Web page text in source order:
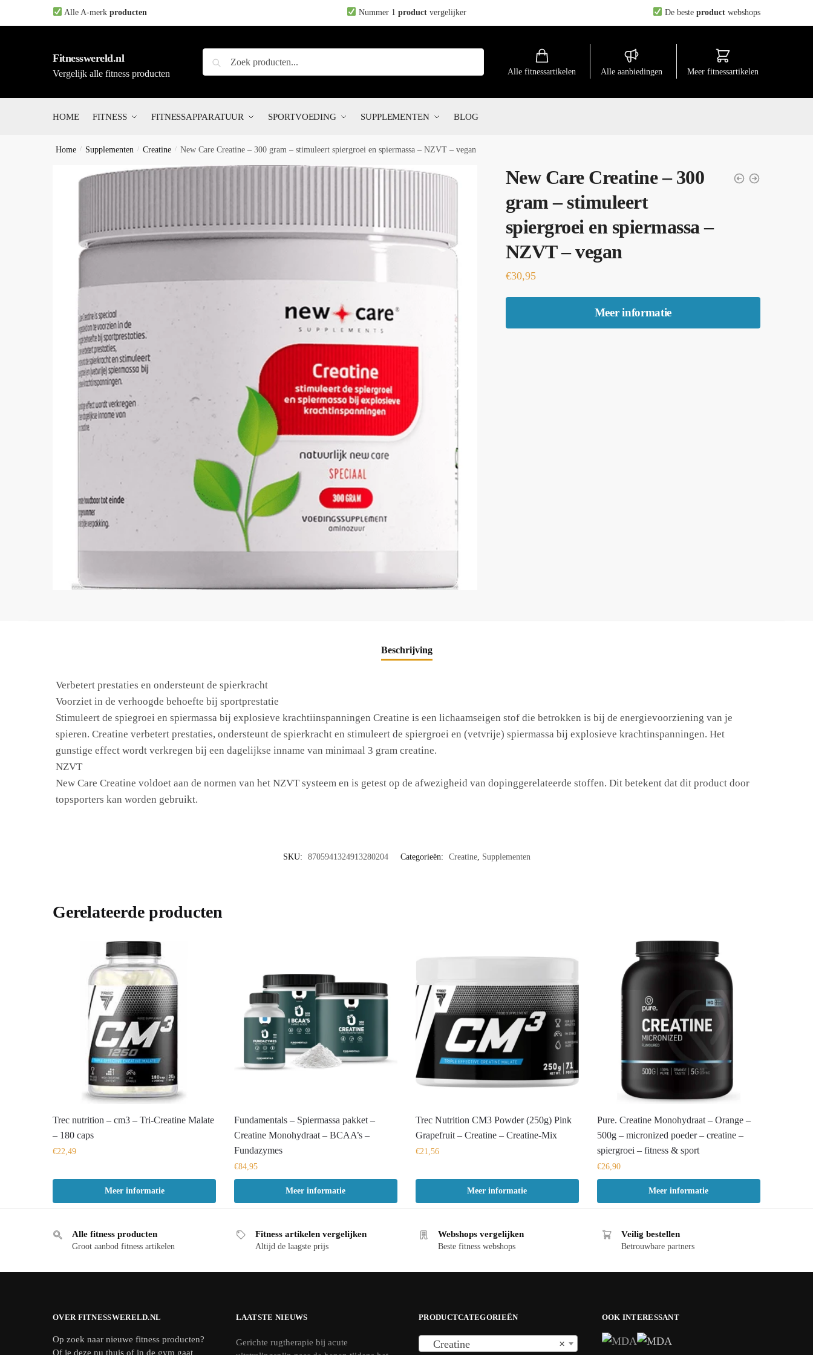
to
to
Alle A-merk producten Nummer 1 productvergelijker De beste product webshops
Fitnesswereld.nl
Vergelijk alle fitness producten
Zoeken
naar:
Zoeken
Alle fitnessartikelen Alle aanbiedingen Meer fitnessartikelen
HOME FITNESS FITNESSAPPARATUUR SPORTVOEDING SUPPLEMENTEN BLOG
Home / Supplementen / Creatine / New Care Creatine – 300 gram – stimuleert spiergroei en spiermassa – NZVT – vegan
New Care Creatine – 300
gram – stimuleert
spiergroei en spiermassa –
NZVT – vegan
€30,95
Meer informatie
Beschrijving
Verbetert prestaties en ondersteunt de spierkracht
Voorziet in de verhoogde behoefte bij sportprestatie
Stimuleert de spiegroei en spiermassa bij explosieve krachtiinspanningen Creatine is een lichaamseigen stof die betrokken is bij de energievoorziening van je
spieren. Creatine verbetert prestaties, ondersteunt de spierkracht en stimuleert de spiergroei en (vetvrije) spiermassa bij explosieve krachtinspanningen. Het
gunstige effect wordt verkregen bij een dagelijkse inname van minimaal 3 gram creatine.
NZVT
New Care Creatine voldoet aan de normen van het NZVT systeem en is getest op de afwezigheid van dopinggerelateerde stoffen. Dit betekent dat dit product door
topsporters kan worden gebruikt.
SKU: 8705941324913280204 Categorieën: Creatine, Supplementen
Gerelateerde producten
Trec nutrition – cm3 – Tri-Creatine Malate
– 180 caps
€22,49
Meer informatie
Fundamentals – Spiermassa pakket –
Creatine Monohydraat – BCAA’s –
Fundazymes
€84,95
Meer informatie
Trec Nutrition CM3 Powder (250g) Pink
Grapefruit – Creatine – Creatine-Mix
€21,56
Meer informatie
Pure. Creatine Monohydraat – Orange –
500g – micronized poeder – creatine –
spiergroei – fitness & sport
€26,90
Meer informatie
Alle fitness producten
Groot aanbod fitness artikelen
Fitness artikelen vergelijken
Altijd de laagste prijs
Webshops vergelijken
Beste fitness webshops
Veilig bestellen
Betrouwbare partners
OVER FITNESSWERELD.NL
Op zoek naar nieuwe fitness producten?
Of je deze nu thuis of in de gym gaat
LAATSTE NIEUWS
Gerichte rugtherapie bij acute
PRODUCTCATEGORIEËN
×
Creatine
OOK INTERESSANT